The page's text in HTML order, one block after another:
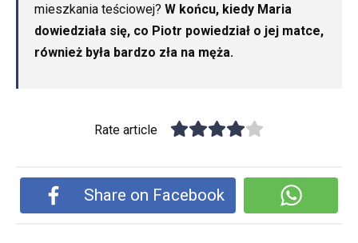
mieszkania teściowej? W końcu, kiedy Maria
dowiedziała się, co Piotr powiedział o jej matce,
również była bardzo zła na męża.
Rate article
Share on Facebook